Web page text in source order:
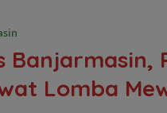
Banjarmasin,
Lomba